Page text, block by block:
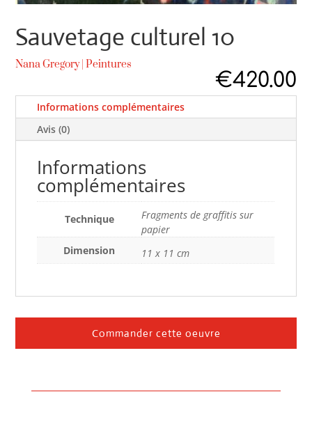
Sauvetage culturel 10
Nana Gregory|Peintures
€420.00
Informations complémentaires
Avis (0)
Informations
complémentaires
Technique
Fragments de graffitis sur
papier
Dimension
11 x 11 cm
Commander cette oeuvre